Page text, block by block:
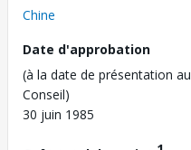
Chine
Date d'approbation
(à la date de présentation au
Conseil)
30 juin 1985